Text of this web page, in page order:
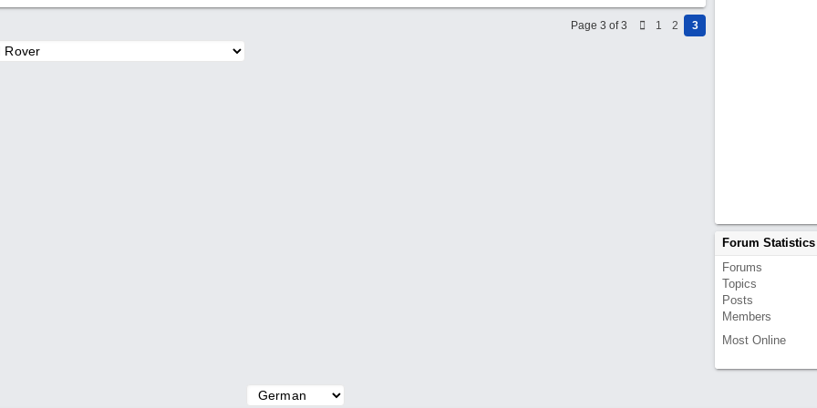
Page 3 of 3 1 2 3
Forum Statistics
Forums
Topics
Posts
Members
Most Online